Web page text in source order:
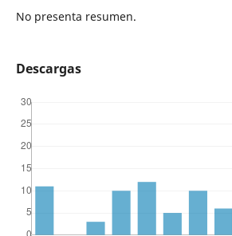
No presenta resumen.
Descargas